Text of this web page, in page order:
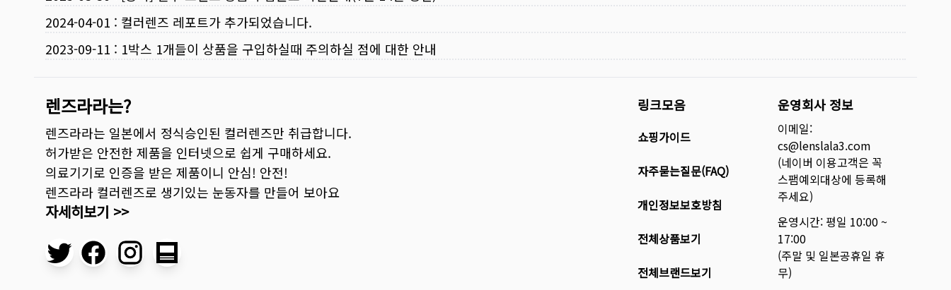
2024-04-01 : 컬러렌즈 레포트가 추가되었습니다.
2023-09-11 : 1박스 1개들이 상품을 구입하실때 주의하실 점에 대한 안내
렌즈라라는?
렌즈라라는 일본에서 정식승인된 컬러렌즈만 취급합니다.
허가받은 안전한 제품을 인터넷으로 쉽게 구매하세요.
의료기기로 인증을 받은 제품이니 안심! 안전!
렌즈라라 컬러렌즈로 생기있는 눈동자를 만들어 보아요
자세히보기 >>
링크모음
쇼핑가이드
자주묻는질문(FAQ)
개인정보보호방침
전체상품보기
전체브랜드보기
운영회사 정보
이메일:
cs@lenslala3.com
(네이버 이용고객은 꼭
스팸예외대상에 등록해
주세요)
운영시간: 평일 10:00 ~
17:00
(주말 및 일본공휴일 휴
무)